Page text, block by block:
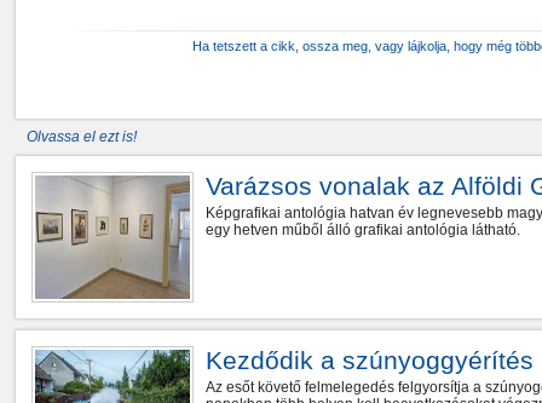
Ha tetszett a cikk, ossza meg, vagy lájkolja, hogy még
Olvassa el ezt is!
Varázsos vonalak az Alföldi
Képgrafikai antológia hatvan év legnevesebb
egy hetven műből álló grafikai antológia látható.
Kezdődik a szúnyoggyérítés
Az esőt követő felmelegedés felgyorsítja a